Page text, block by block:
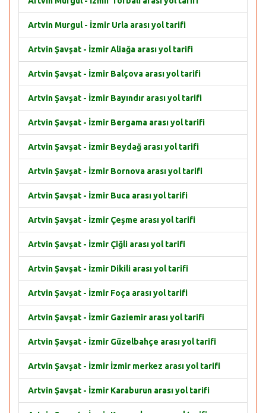
Artvin Murgul - İzmir Urla arası yol tarifi
Artvin Şavşat - İzmir Aliağa arası yol tarifi
Artvin Şavşat - İzmir Balçova arası yol tarifi
Artvin Şavşat - İzmir Bayındır arası yol tarifi
Artvin Şavşat - İzmir Bergama arası yol tarifi
Artvin Şavşat - İzmir Beydağ arası yol tarifi
Artvin Şavşat - İzmir Bornova arası yol tarifi
Artvin Şavşat - İzmir Buca arası yol tarifi
Artvin Şavşat - İzmir Çeşme arası yol tarifi
Artvin Şavşat - İzmir Çiğli arası yol tarifi
Artvin Şavşat - İzmir Dikili arası yol tarifi
Artvin Şavşat - İzmir Foça arası yol tarifi
Artvin Şavşat - İzmir Gaziemir arası yol tarifi
Artvin Şavşat - İzmir Güzelbahçe arası yol tarifi
Artvin Şavşat - İzmir İzmir merkez arası yol tarifi
Artvin Şavşat - İzmir Karaburun arası yol tarifi